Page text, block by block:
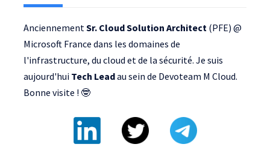
Anciennement Sr. Cloud Solution Architect (PFE) @
Microsoft France dans les domaines de
l'infrastructure, du cloud et de la sécurité. Je suis
aujourd'hui Tech Leadau sein de Devoteam M Cloud.
Bonne visite ! 🤓